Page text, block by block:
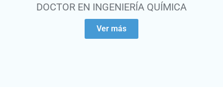
DOCTOR EN INGENIERÍA QUÍMICA
Ver más